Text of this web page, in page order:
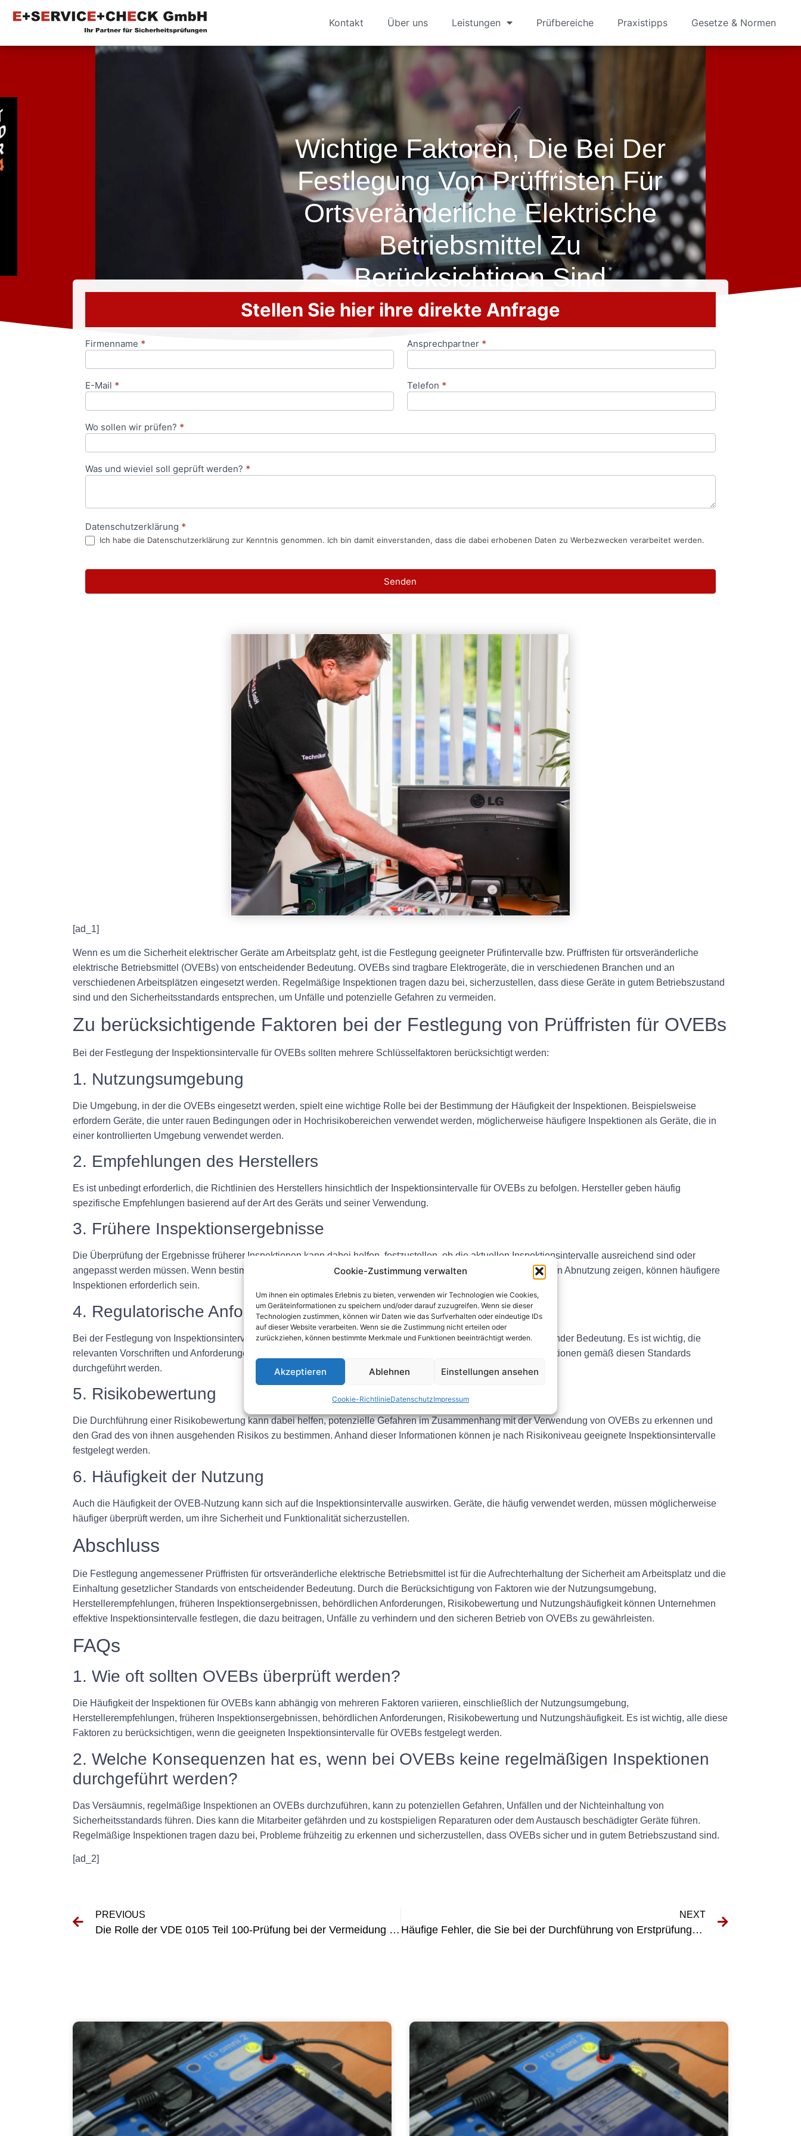
Cookie-Zustimmung verwalten
Um ihnen ein optimales Erlebnis zu bieten, verwenden wir Technologien wie Cookies,
um Geräteinformationen zu speichern und/oder darauf zuzugreifen. Wenn sie dieser
Technologien zustimmen, können wir Daten wie das Surfverhalten oder eindeutige IDs
auf dieser Website verarbeiten. Wenn sie die Zustimmung nicht erteilen oder
zurückziehen, können bestimmte Merkmale und Funktionen beeinträchtigt werden.
Akzeptieren Ablehnen Einstellungen ansehen
Cookie-RichtlinieDatenschutzImpressum
Kontakt Über uns Leistungen Prüfbereiche Praxistipps Gesetze & Normen
Wichtige Faktoren, Die Bei Der
Festlegung Von Prüffristen Für
Ortsveränderliche Elektrische
Betriebsmittel Zu
Berücksichtigen Sind
Stellen Sie hier ihre direkte Anfrage
Anfrageformular
Firmenname * Ansprechpartner *
E-Mail * Telefon *
Wo sollen wir prüfen? *
Was und wieviel soll geprüft werden? *
Datenschutzerklärung *
Ich habe die Datenschutzerklärung zur Kenntnis genommen. Ich bin damit einverstanden, dass die dabei erhobenen Daten zu Werbezwecken verarbeitet werden.
Senden
[ad_1]
Wenn es um die Sicherheit elektrischer Geräte am Arbeitsplatz geht, ist die Festlegung geeigneter Prüfintervalle bzw. Prüffristen für ortsveränderliche
elektrische Betriebsmittel (OVEBs) von entscheidender Bedeutung. OVEBs sind tragbare Elektrogeräte, die in verschiedenen Branchen und an
verschiedenen Arbeitsplätzen eingesetzt werden. Regelmäßige Inspektionen tragen dazu bei, sicherzustellen, dass diese Geräte in gutem Betriebszustand
sind und den Sicherheitsstandards entsprechen, um Unfälle und potenzielle Gefahren zu vermeiden.
Zu berücksichtigende Faktoren bei der Festlegung von Prüffristen für OVEBs
Bei der Festlegung der Inspektionsintervalle für OVEBs sollten mehrere Schlüsselfaktoren berücksichtigt werden:
1. Nutzungsumgebung
Die Umgebung, in der die OVEBs eingesetzt werden, spielt eine wichtige Rolle bei der Bestimmung der Häufigkeit der Inspektionen. Beispielsweise
erfordern Geräte, die unter rauen Bedingungen oder in Hochrisikobereichen verwendet werden, möglicherweise häufigere Inspektionen als Geräte, die in
einer kontrollierten Umgebung verwendet werden.
2. Empfehlungen des Herstellers
Es ist unbedingt erforderlich, die Richtlinien des Herstellers hinsichtlich der Inspektionsintervalle für OVEBs zu befolgen. Hersteller geben häufig
spezifische Empfehlungen basierend auf der Art des Geräts und seiner Verwendung.
3. Frühere Inspektionsergebnisse
Die Überprüfung der Ergebnisse früherer Inspektionen kann dabei helfen, festzustellen, ob die aktuellen Inspektionsintervalle ausreichend sind oder
angepasst werden müssen. Wenn bestimmte Geräte die Inspektionen wiederholt nicht bestehen oder Anzeichen von Abnutzung zeigen, können häufigere
Inspektionen erforderlich sein.
4. Regulatorische Anforderungen
Bei der Festlegung von Inspektionsintervallen für OVEBs ist die Einhaltung gesetzlicher Standards von entscheidender Bedeutung. Es ist wichtig, die
relevanten Vorschriften und Anforderungen zu kennen, die für Ihre Branche gelten, um sicherzustellen, dass Inspektionen gemäß diesen Standards
durchgeführt werden.
5. Risikobewertung
Die Durchführung einer Risikobewertung kann dabei helfen, potenzielle Gefahren im Zusammenhang mit der Verwendung von OVEBs zu erkennen und
den Grad des von ihnen ausgehenden Risikos zu bestimmen. Anhand dieser Informationen können je nach Risikoniveau geeignete Inspektionsintervalle
festgelegt werden.
6. Häufigkeit der Nutzung
Auch die Häufigkeit der OVEB-Nutzung kann sich auf die Inspektionsintervalle auswirken. Geräte, die häufig verwendet werden, müssen möglicherweise
häufiger überprüft werden, um ihre Sicherheit und Funktionalität sicherzustellen.
Abschluss
Die Festlegung angemessener Prüffristen für ortsveränderliche elektrische Betriebsmittel ist für die Aufrechterhaltung der Sicherheit am Arbeitsplatz und die
Einhaltung gesetzlicher Standards von entscheidender Bedeutung. Durch die Berücksichtigung von Faktoren wie der Nutzungsumgebung,
Herstellerempfehlungen, früheren Inspektionsergebnissen, behördlichen Anforderungen, Risikobewertung und Nutzungshäufigkeit können Unternehmen
effektive Inspektionsintervalle festlegen, die dazu beitragen, Unfälle zu verhindern und den sicheren Betrieb von OVEBs zu gewährleisten.
FAQs
1. Wie oft sollten OVEBs überprüft werden?
Die Häufigkeit der Inspektionen für OVEBs kann abhängig von mehreren Faktoren variieren, einschließlich der Nutzungsumgebung,
Herstellerempfehlungen, früheren Inspektionsergebnissen, behördlichen Anforderungen, Risikobewertung und Nutzungshäufigkeit. Es ist wichtig, alle diese
Faktoren zu berücksichtigen, wenn die geeigneten Inspektionsintervalle für OVEBs festgelegt werden.
2. Welche Konsequenzen hat es, wenn bei OVEBs keine regelmäßigen Inspektionen
durchgeführt werden?
Das Versäumnis, regelmäßige Inspektionen an OVEBs durchzuführen, kann zu potenziellen Gefahren, Unfällen und der Nichteinhaltung von
Sicherheitsstandards führen. Dies kann die Mitarbeiter gefährden und zu kostspieligen Reparaturen oder dem Austausch beschädigter Geräte führen.
Regelmäßige Inspektionen tragen dazu bei, Probleme frühzeitig zu erkennen und sicherzustellen, dass OVEBs sicher und in gutem Betriebszustand sind.
[ad_2]
PREVIOUS
Die Rolle der VDE 0105 Teil 100-Prüfung bei der Vermeidung von Stromunfällen
NEXT
Häufige Fehler, die Sie bei der Durchführung von Erstprüfungen nach VDE 0100 600 vermeiden sollten